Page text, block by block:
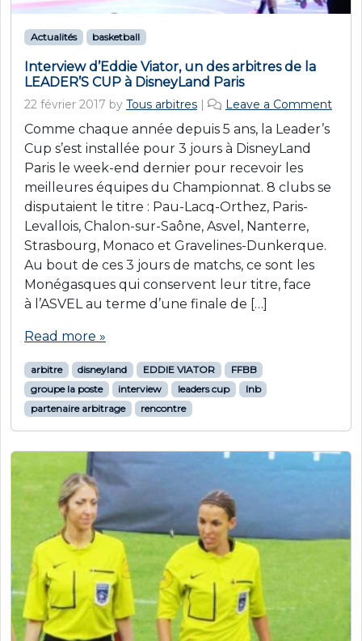
Actualités basketball
Interview d’Eddie Viator, un des arbitres de la
LEADER’S CUP à DisneyLand Paris
22 février 2017 by Tous arbitres | Leave a Comment
Comme chaque année depuis 5 ans, la Leader’s
Cup s’est installée pour 3 jours à DisneyLand
Paris le week-end dernier pour recevoir les
meilleures équipes du Championnat. 8 clubs se
disputaient le titre : Pau-Lacq-Orthez, Paris-
Levallois, Chalon-sur-Saône, Asvel, Nanterre,
Strasbourg, Monaco et Gravelines-Dunkerque.
Au bout de ces 3 jours de matchs, ce sont les
Monégasques qui conservent leur titre, face
à l’ASVEL au terme d’une finale de […]
Read more »
arbitre disneyland EDDIE VIATOR
FFBB
groupe la poste
interview leaders cup
lnb
partenaire arbitrage
rencontre